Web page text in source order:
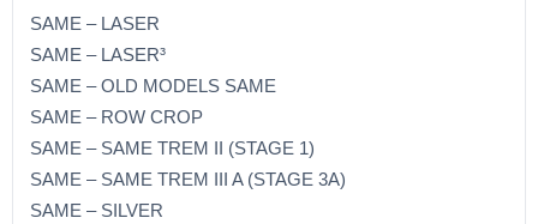
SAME – LASER
SAME – LASER³
SAME – OLD MODELS SAME
SAME – ROW CROP
SAME – SAME TREM II (STAGE 1)
SAME – SAME TREM III A (STAGE 3A)
SAME – SILVER